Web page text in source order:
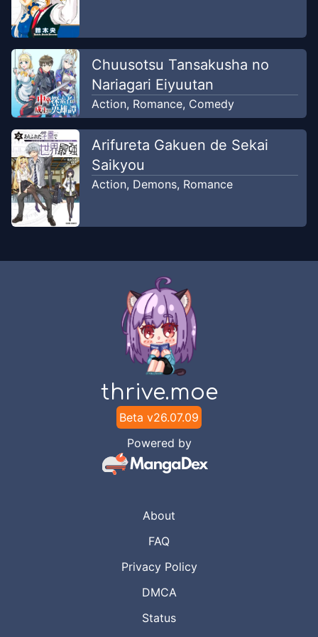
Chuusotsu Tansakusha no
Nariagari Eiyuutan
Action, Romance, Comedy
Arifureta Gakuen de Sekai
Saikyou
Action, Demons, Romance
thrive.moe
Beta v26.07.09
Powered by
About
FAQ
Privacy Policy
DMCA
Status